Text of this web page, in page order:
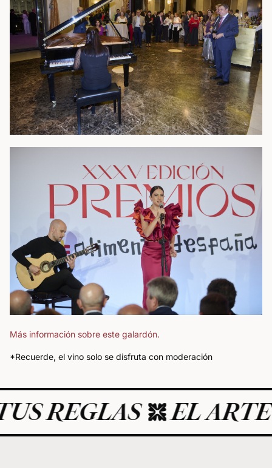
Más información sobre este galardón.
*Recuerde, el vino solo se disfruta con moderación
EL ARTE DE